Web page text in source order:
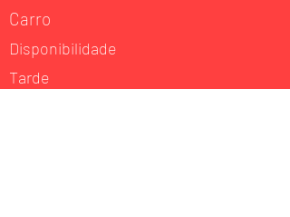
Carro
Disponibilidade
Tarde